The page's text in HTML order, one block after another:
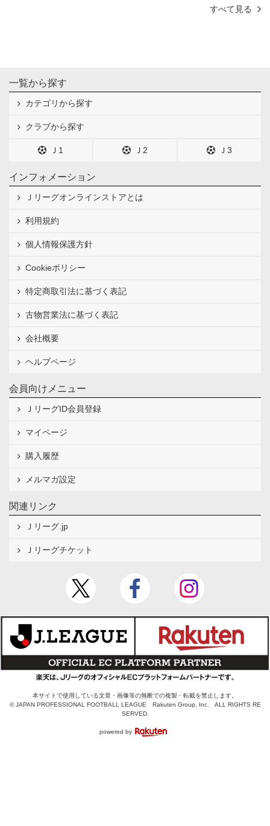
すべて見る
一覧から探す
カテゴリから探す
クラブから探す
Ｊ1 Ｊ2 Ｊ3
インフォメーション
Ｊリーグオンラインストアとは
利用規約
個人情報保護方針
Cookieポリシー
特定商取引法に基づく表記
古物営業法に基づく表記
会社概要
ヘルプページ
会員向けメニュー
ＪリーグID会員登録
マイページ
購入履歴
メルマガ設定
関連リンク
Ｊリーグ.jp
Ｊリーグチケット
本サイトで使用している文章・画像等の無断での複製・転載を禁止します。
© JAPAN PROFESSIONAL FOOTBALL LEAGUE Rakuten Group, Inc. ALL RIGHTS RE
SERVED.
powered by